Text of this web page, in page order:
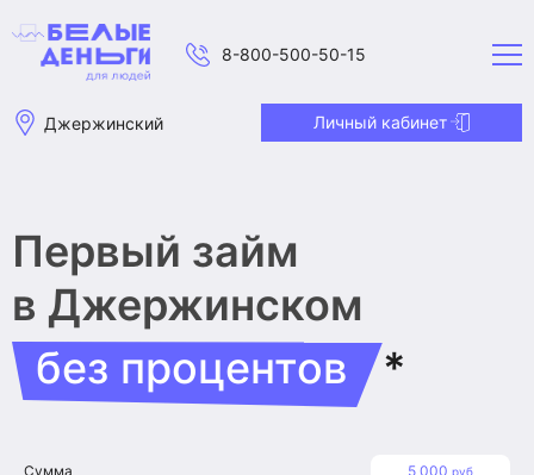
8-800-500-50-15
Джержинский Личный кабинет
Первый займ
в Джержинском
без процентов
*
5 000 руб
Сумма